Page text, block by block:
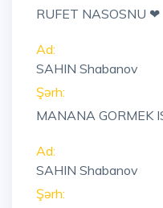
RUFET NASOSNU ❤
Ad:
SAHIN Shabanov
Şərh:
MANANA GORMEK
Ad:
SAHIN Shabanov
Şərh: